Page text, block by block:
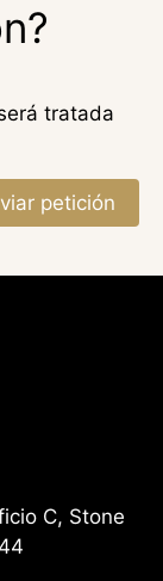
tratada
petición
C, Stone